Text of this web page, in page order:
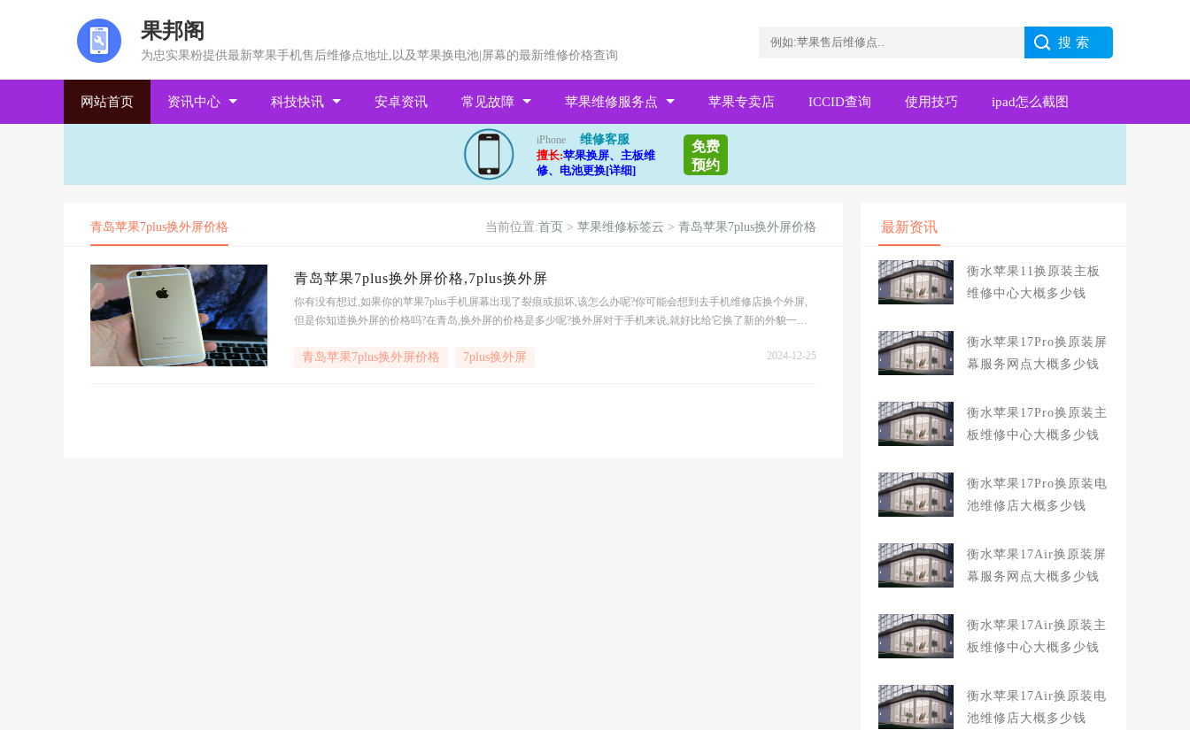
果邦阁
为忠实果粉提供最新苹果手机售后维修点地址,以及苹果换电池|屏幕的最新维修价格查询
网站首页 资讯中心 科技快讯 安卓资讯 常见故障 苹果维修服务点 苹果专卖店 ICCID查询 使用技巧 ipad怎么截图
iPhone
维修客服
擅长:苹果换屏、主板维
修、电池更换[详细]
免费
预约
青岛苹果7plus换外屏价格 当前位置:首页 > 苹果维修标签云 > 青岛苹果7plus换外屏价格
青岛苹果7plus换外屏价格,7plus换外屏
你有没有想过,如果你的苹果7plus手机屏幕出现了裂痕或损坏,该怎么办呢?你可能会想到去手机维修店换个外屏,
但是你知道换外屏的价格吗?在青岛,换外屏的价格是多少呢?换外屏对于手机来说,就好比给它换了新的外貌一样,
青岛苹果7plus换外屏价格 7plus换外屏 2024-12-25
最新资讯
衡水苹果11换原装主板
维修中心大概多少钱
衡水苹果17Pro换原装屏
幕服务网点大概多少钱
衡水苹果17Pro换原装主
板维修中心大概多少钱
衡水苹果17Pro换原装电
池维修店大概多少钱
衡水苹果17Air换原装屏
幕服务网点大概多少钱
衡水苹果17Air换原装主
板维修中心大概多少钱
衡水苹果17Air换原装电
池维修店大概多少钱